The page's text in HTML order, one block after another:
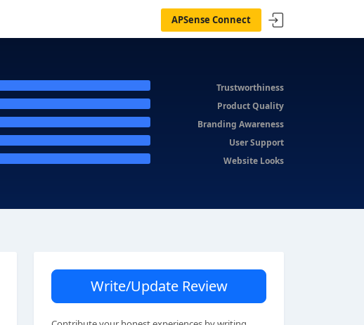
APSense Connect
Trustworthiness
Product Quality
Branding Awareness
User Support
Website Looks
Write/Update Review